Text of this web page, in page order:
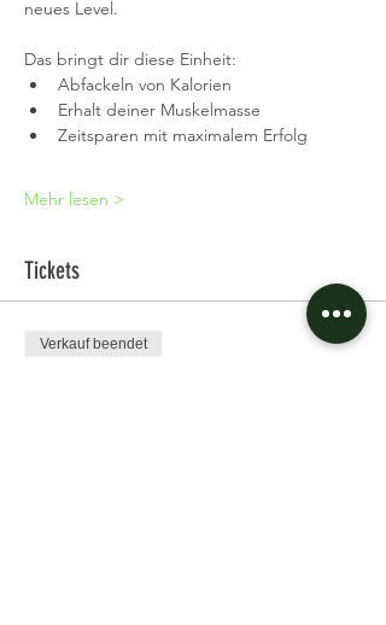
neues Level.
Das bringt dir diese Einheit:
Abfackeln von Kalorien
Erhalt deiner Muskelmasse
Zeitsparen mit maximalem Erfolg
Mehr lesen >
Tickets
Verkauf beendet